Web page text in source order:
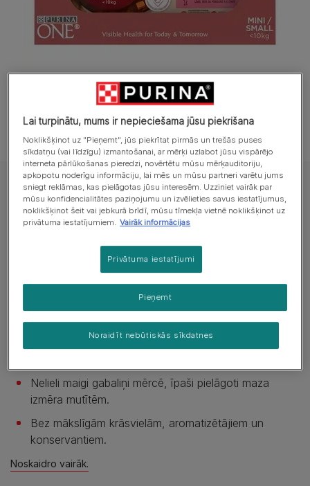
Konservi mini/maza škirņu suņiem ar jutīgu ādu un gremošanu PURINA
ONE® MINI/SMALL SENSITIVE ar lasi, rīsiem un burkāniem mērcē
Konservi mini/maza škirņu suņiem ar jutīgu
MINI/SMALL SENSITIVE ar lasi, rīsiem un
burkāniem mērcē
Pieejamie izmēri: 4x85g
Ar uzturvielām jutīgas ādas un jutīgas gremošanas
Nelieli maigi gabaliņi mērcē, īpaši pielāgoti maza
izmēra mutītēm.
Bez mākslīgām krāsvielām, aromatizētājiem un
konservantiem.
Noskaidro vairāk.
Lai turpinātu, mums ir nepieciešama jūsu piekrišana
Noklikšķinot uz "Pieņemt", jūs piekrītat pirmās un trešās puses
sīkdatņu (vai līdzīgu) izmantošanai, ar mērķi uzlabot jūsu vispārējo
interneta pārlūkošanas pieredzi, novērtētu mūsu mērķauditoriju,
apkopotu noderīgu informāciju, lai mēs un mūsu partneri varētu jums
sniegt reklāmas, kas pielāgotas jūsu interesēm. Uzziniet vairāk par
mūsu konfidencialitātes paziņojumu un izvēlieties savus iestatījumus,
noklikšķinot šeit vai jebkurā brīdī, mūsu tīmekļa vietnē noklikšķinot uz
privātuma iestatījumiem.
Vairāk informācijas
Privātuma iestatījumi
Noraidīt nebūtiskās sīkdatnes
Pieņemt